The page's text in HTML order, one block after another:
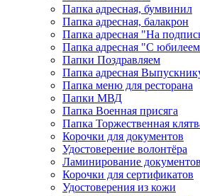
Папка адресная, бумвинил
Папка адресная, балакрон
Папка адресная "На
Папка адресная "C
Папки Поздравляем
Папка адресная
Папка меню для ресторана
Папки МВД
Папка Военная присяга
Папка Торжественная
Корочки для документов
Удостоверение волонтёра
Ламинирование документов
Корочки для сертификатов
Удостоверения из кожи